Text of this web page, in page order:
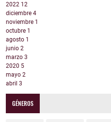
2022 12
diciembre 4
noviembre 1
octubre 1
agosto 1
junio 2
marzo 3
2020 5
mayo 2
abril 3
GÉNEROS